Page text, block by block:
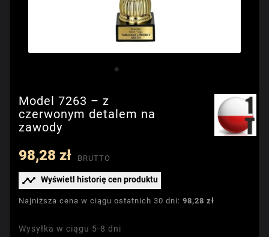
Model 7263 – z
czerwonym detalem na
zawody
98,28 zł BRUTTO
 Wyświetl historię cen produktu
Najniższa cena w ciągu ostatnich 30 dni: 98,28 zł
Wysyłka w ciągu 5-8 dni